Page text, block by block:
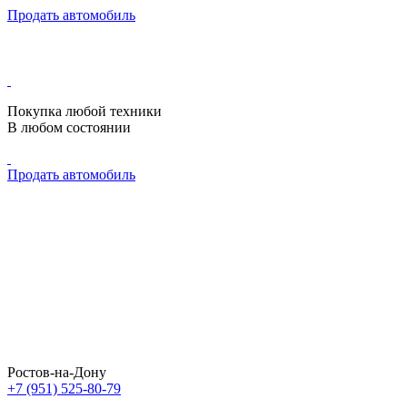
Продать автомобиль
Покупка любой техники
В любом состоянии
Продать автомобиль
Ростов-на-Дону
+7 (951) 525-80-79